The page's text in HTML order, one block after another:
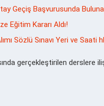
Geçiş Başvurusunda
Eğitim Kararı Aldı!
Sözlü Sınavı Yeri ve Saati
gerçekleştirilen derslere